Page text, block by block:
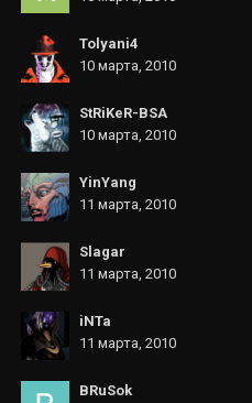
Tolyani4
10 марта, 2010
StRiKeR-BSA
10 марта, 2010
YinYang
11 марта, 2010
Slagar
11 марта, 2010
iNTa
11 марта, 2010
BRuSok